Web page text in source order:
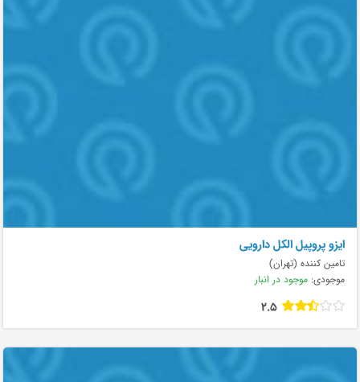
ایزو پروپیل الکل دارویی
تامین کننده (تهران)
موجودی: موجود در انبار
2.5